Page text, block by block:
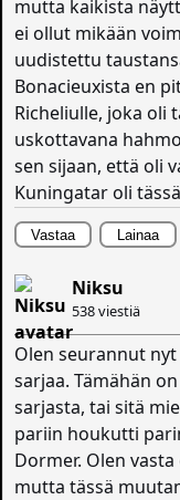
mutta kaikista
ei ollut mikään
uudistettu
Bonacieuxista en
Richeliulle, joka oli
uskottavana
sen sijaan, että oli
Kuningatar oli
Vastaa Lainaa
Niksu
538 viestiä
Olen seurannut
sarjaa. Tämähän
sarjasta, tai sitä
pariin houkutti
Dormer. Olen
mutta tässä